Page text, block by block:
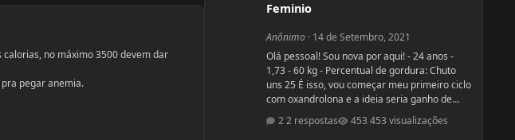
no máximo 3500 devem dar
pegar anemia.
Feminio
Anônimo · 14 de Setembro, 2021
Olá pessoal! Sou nova por aqui! - 24 anos -
1,73 - 60 kg - Percentual de gordura: Chuto
uns 25 É isso, vou começar meu primeiro ciclo
com oxandrolona e a ideia seria ganho de
força, ganho de massa e tentar baixar
percentual de gordura. Sou a famosa magra
2 respostas 453 visualizações